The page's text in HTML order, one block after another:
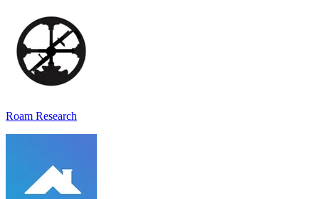
Roam Research